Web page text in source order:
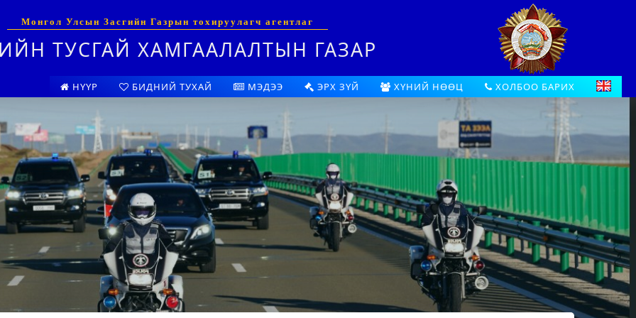
Монгол Улсын Засгийн Газрын тохируулагч агентлаг
ТУСГАЙ ХАМГААЛАЛТЫН ГАЗАР
НҮҮР БИДНИЙ ТУХАЙ МЭДЭЭ ЭРХ ЗҮЙ ХҮНИЙ НӨӨЦ ХОЛБОО БАРИХ